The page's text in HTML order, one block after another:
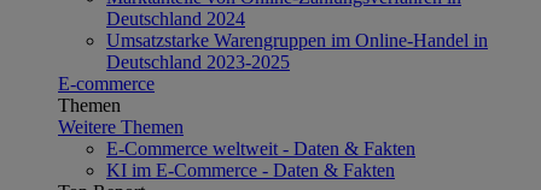
Deutschland 2024
Umsatzstarke Warengruppen im Online-Handel in
Deutschland 2023-2025
E-commerce
Themen
Weitere Themen
E-Commerce weltweit - Daten & Fakten
KI im E-Commerce - Daten & Fakten